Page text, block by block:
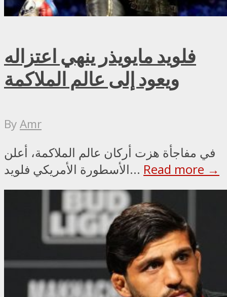
فلويد مايويذر ينهي اعتزاله
ويعود إلى عالم الملاكمة
ByAmr
في مفاجأة هزت أركان عالم الملاكمة، أعلن
الأسطورة الأمريكي فلويد... Read more →